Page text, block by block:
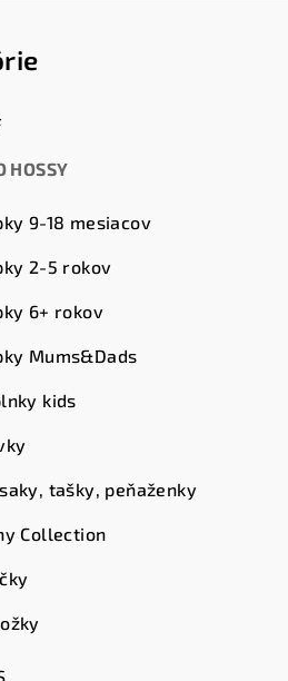
HOSSY
9-18 mesiacov
2-5 rokov
6+ rokov
Mums&Dads
kids
tašky, peňaženky
Collection